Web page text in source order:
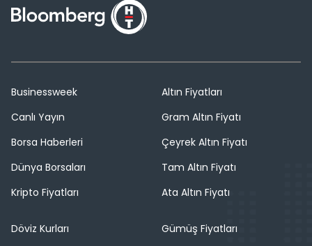
Businessweek
Canlı Yayın
Borsa Haberleri
Dünya Borsaları
Kripto Fiyatları
Altın Fiyatları
Gram Altın Fiyatı
Çeyrek Altın Fiyatı
Tam Altın Fiyatı
Ata Altın Fiyatı
Döviz Kurları
Gümüş Fiyatları